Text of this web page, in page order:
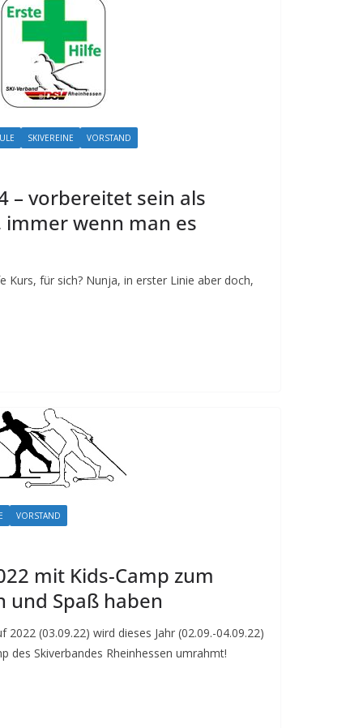
SKIVEREINE VORSTAND
– vorbereitet sein als
immer wenn man es
Kurs, für sich? Nunja, in erster Linie aber doch,
VORSTAND
mit Kids-Camp zum
und Spaß haben
(03.09.22) wird dieses Jahr (02.09.-04.09.22)
des Skiverbandes Rheinhessen umrahmt!